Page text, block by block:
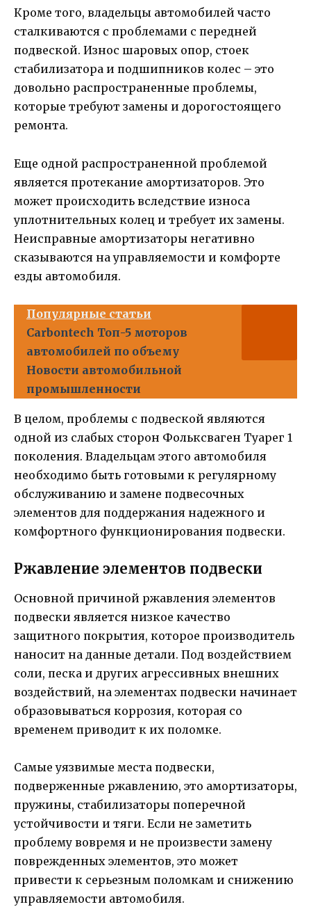
Кроме того, владельцы автомобилей часто
сталкиваются с проблемами с передней
подвеской. Износ шаровых опор, стоек
стабилизатора и подшипников колес – это
довольно распространенные проблемы,
которые требуют замены и дорогостоящего
ремонта.
Еще одной распространенной проблемой
является протекание амортизаторов. Это
может происходить вследствие износа
уплотнительных колец и требует их замены.
Неисправные амортизаторы негативно
сказываются на управляемости и комфорте
езды автомобиля.
Популярные статьи
Carbontech Топ-5 моторов
автомобилей по объему
Новости автомобильной
промышленности
В целом, проблемы с подвеской являются
одной из слабых сторон Фольксваген Туарег 1
поколения. Владельцам этого автомобиля
необходимо быть готовыми к регулярному
обслуживанию и замене подвесочных
элементов для поддержания надежного и
комфортного функционирования подвески.
Ржавление элементов подвески
Основной причиной ржавления элементов
подвески является низкое качество
защитного покрытия, которое производитель
наносит на данные детали. Под воздействием
соли, песка и других агрессивных внешних
воздействий, на элементах подвески начинает
образовываться коррозия, которая со
временем приводит к их поломке.
Самые уязвимые места подвески,
подверженные ржавлению, это амортизаторы,
пружины, стабилизаторы поперечной
устойчивости и тяги. Если не заметить
проблему вовремя и не произвести замену
поврежденных элементов, это может
привести к серьезным поломкам и снижению
управляемости автомобиля.